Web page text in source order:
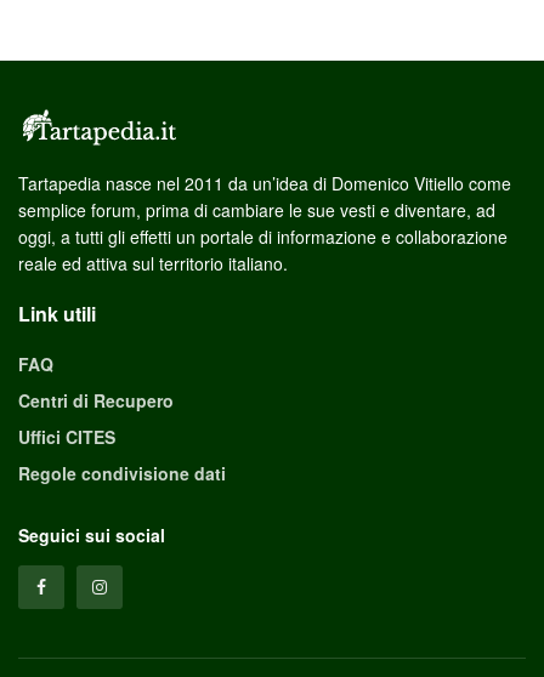
Tartapedia nasce nel 2011 da un’idea di Domenico Vitiello come
semplice forum, prima di cambiare le sue vesti e diventare, ad
oggi, a tutti gli effetti un portale di informazione e collaborazione
reale ed attiva sul territorio italiano.
Link utili
FAQ
Centri di Recupero
Uffici CITES
Regole condivisione dati
Seguici sui social